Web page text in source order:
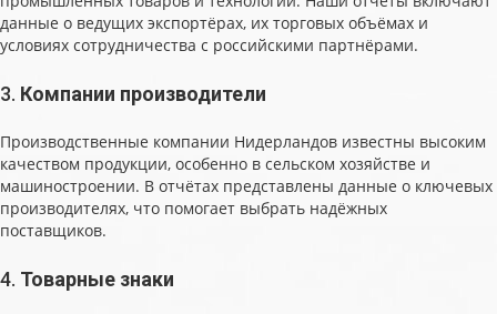
данные о ведущих экспортёрах, их торговых объёмах и
условиях сотрудничества с российскими партнёрами.
3. Компании производители
Производственные компании Нидерландов известны высоким
качеством продукции, особенно в сельском хозяйстве и
машиностроении. В отчётах представлены данные о ключевых
производителях, что помогает выбрать надёжных
поставщиков.
4. Товарные знаки